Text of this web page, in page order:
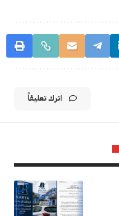
اترك تعليقاً